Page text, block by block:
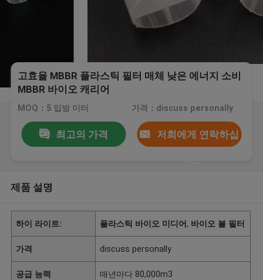
고효율 MBBR 플라스틱 필터 매체 낮은 에너지 소비
MBBR 바이오 캐리어
MOQ：5 입방 미터 가격：discuss personally
최고의 가격 저희에게 연락하십
제품 설명
하이 라이트: 플라스틱 바이오 미디어, 바이오 볼 필터
가격 discuss personally
공급 능력 매년마다 80,000m3